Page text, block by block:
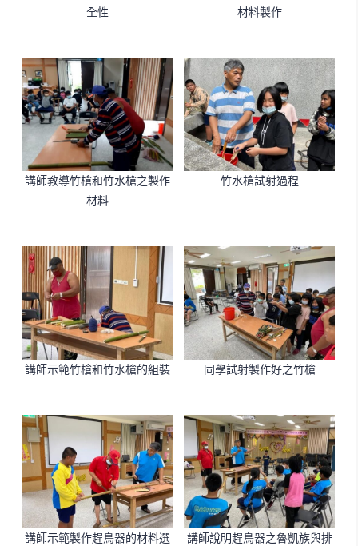
全性
材料製作
講師教導竹槍和竹水槍之製作
材料
竹水槍試射過程
講師示範竹槍和竹水槍的組裝 同學試射製作好之竹槍
講師示範製作趕鳥器的材料選 講師說明趕鳥器之魯凱族與排